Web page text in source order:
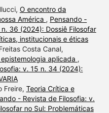
O encontro da
América , Pensando -
36 (2024): Dossiê Filosofar
institucionais e éticas
Costa Canal,
aplicada ,
v. 15 n. 34 (2024):
Freire, Teoria Crítica e
- Revista de Filosofia: v.
no Sul: Problemáticas